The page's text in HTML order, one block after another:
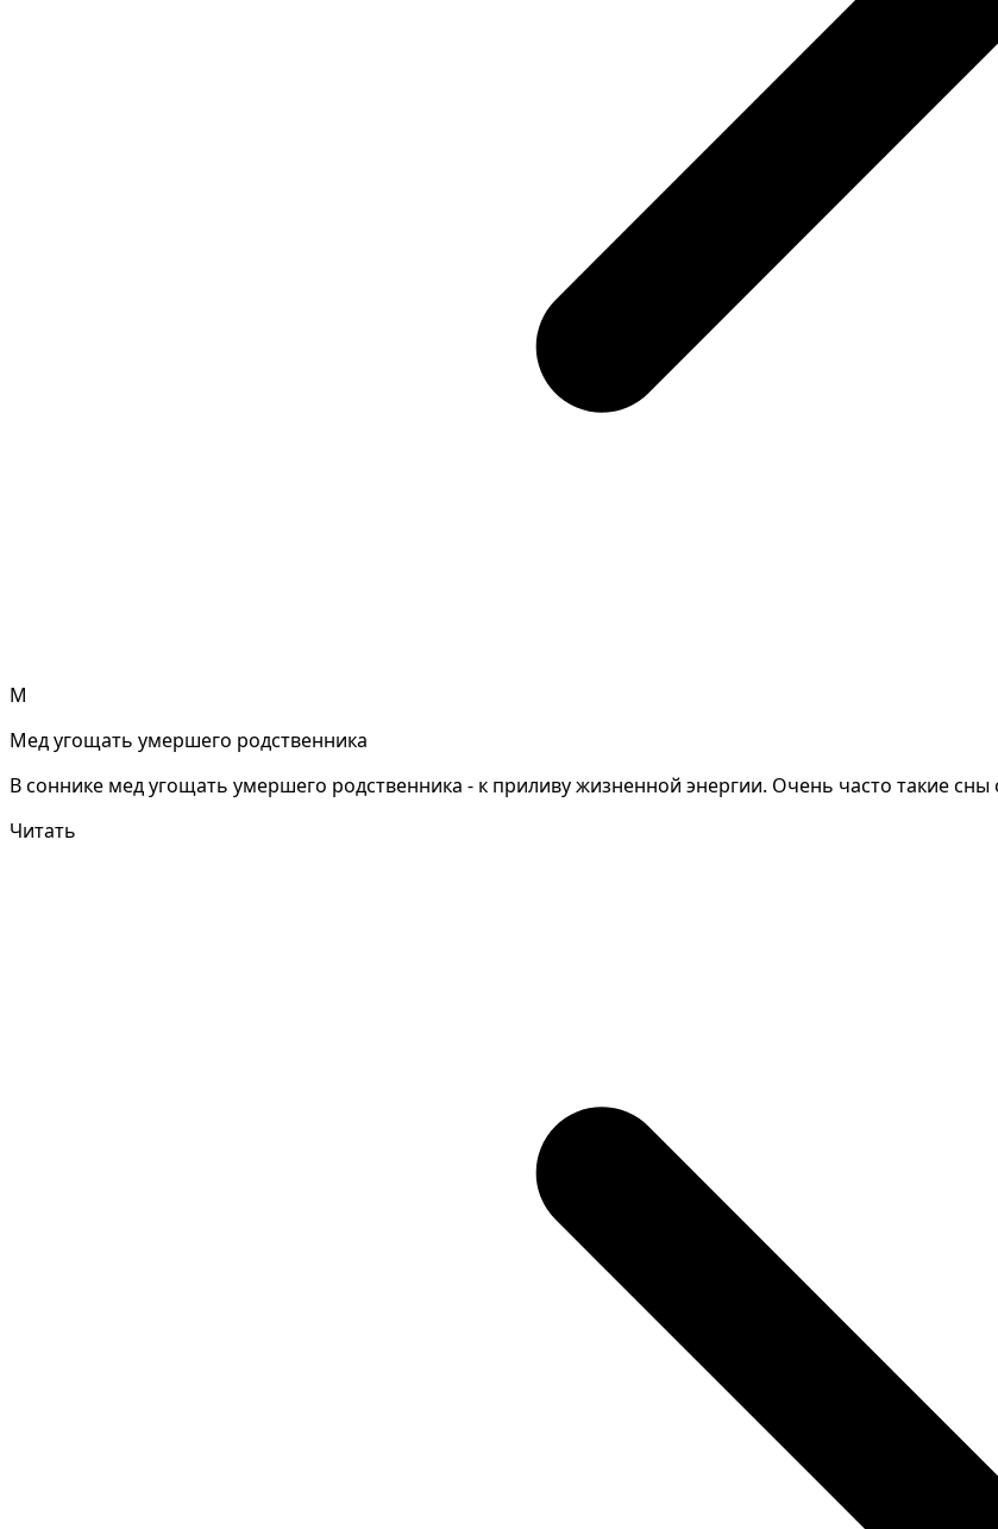
М
Мед угощать умершего родственника
В соннике мед угощать умершего родственника - к приливу жизненной энергии. Очень часто такие
Читать